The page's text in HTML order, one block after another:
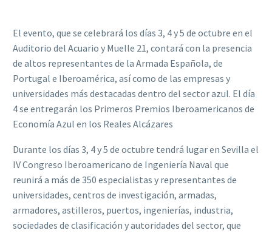
El evento, que se celebrará los días 3, 4 y 5 de octubre en el
Auditorio del Acuario y Muelle 21, contará con la presencia
de altos representantes de la Armada Española, de
Portugal e Iberoamérica, así como de las empresas y
universidades más destacadas dentro del sector azul. El día
4 se entregarán los Primeros Premios Iberoamericanos de
Economía Azul en los Reales Alcázares
Durante los días 3, 4 y 5 de octubre tendrá lugar en Sevilla el
IV Congreso Iberoamericano de Ingeniería Naval que
reunirá a más de 350 especialistas y representantes de
universidades, centros de investigación, armadas,
armadores, astilleros, puertos, ingenierías, industria,
sociedades de clasificación y autoridades del sector, que